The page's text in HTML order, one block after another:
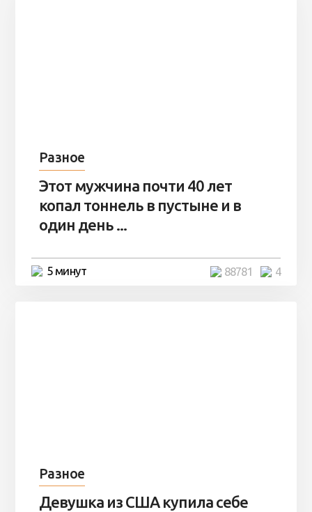
Разное
Этот мужчина почти 40 лет
копал тоннель в пустыне и в
один день ...
5 минут 4
88781
Разное
Девушка из США купила себе